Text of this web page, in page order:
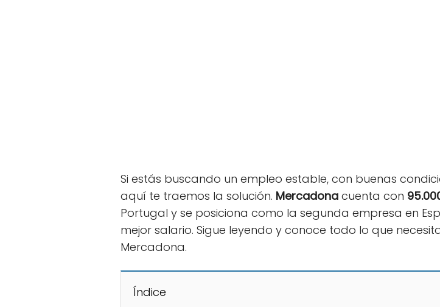
Si estás buscando un empleo estable, con buenas
aquí te traemos la solución. Mercadona cuenta con
Portugal y se posiciona como la segunda empresa en
mejor salario. Sigue leyendo y conoce todo lo que
Mercadona.
Índice